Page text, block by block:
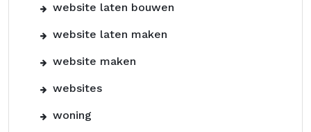
website laten bouwen
website laten maken
website maken
websites
woning